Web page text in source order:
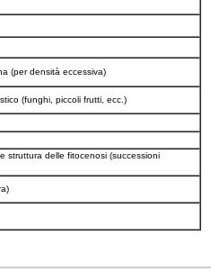
(per densità eccessiva)
(funghi, piccoli frutti, ecc.)
struttura delle fitocenosi (successioni